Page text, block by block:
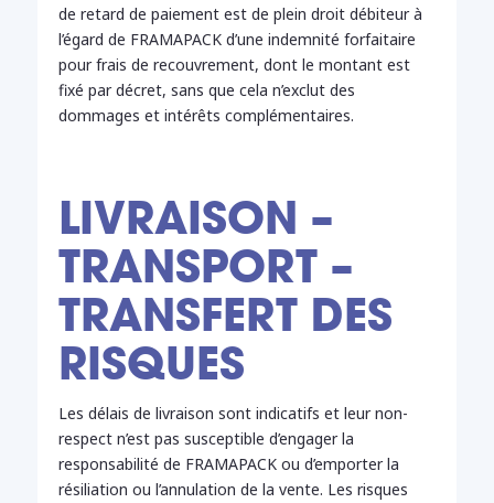
de retard de paiement est de plein droit débiteur à
l’égard de FRAMAPACK d’une indemnité forfaitaire
pour frais de recouvrement, dont le montant est
fixé par décret, sans que cela n’exclut des
dommages et intérêts complémentaires.
LIVRAISON –
TRANSPORT –
TRANSFERT DES
RISQUES
Les délais de livraison sont indicatifs et leur non-
respect n’est pas susceptible d’engager la
responsabilité de FRAMAPACK ou d’emporter la
résiliation ou l’annulation de la vente. Les risques